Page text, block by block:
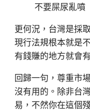
不要屎尿亂噴
更何況，台灣是採
現行法規根本就是
有錢賺的地方就會
回歸一句，尊重市
沒有用的。除非台
易，不然你在這個